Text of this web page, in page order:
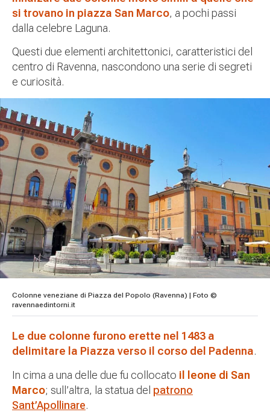
si trovano in piazza San Marco, a pochi passi
dalla celebre Laguna.
Questi due elementi architettonici, caratteristici del
centro di Ravenna, nascondono una serie di segreti
e curiosità.
Colonne veneziane di Piazza del Popolo (Ravenna) | Foto ©
ravennaedintorni.it
Le due colonne furono erette nel 1483 a
delimitare la Piazza verso il corso del Padenna.
In cima a una delle due fu collocato il leone di San
Marco; sull’altra, la statua del patrono
Sant’Apollinare.